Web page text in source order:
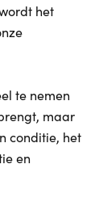
het
te nemen
maar
conditie, het
en